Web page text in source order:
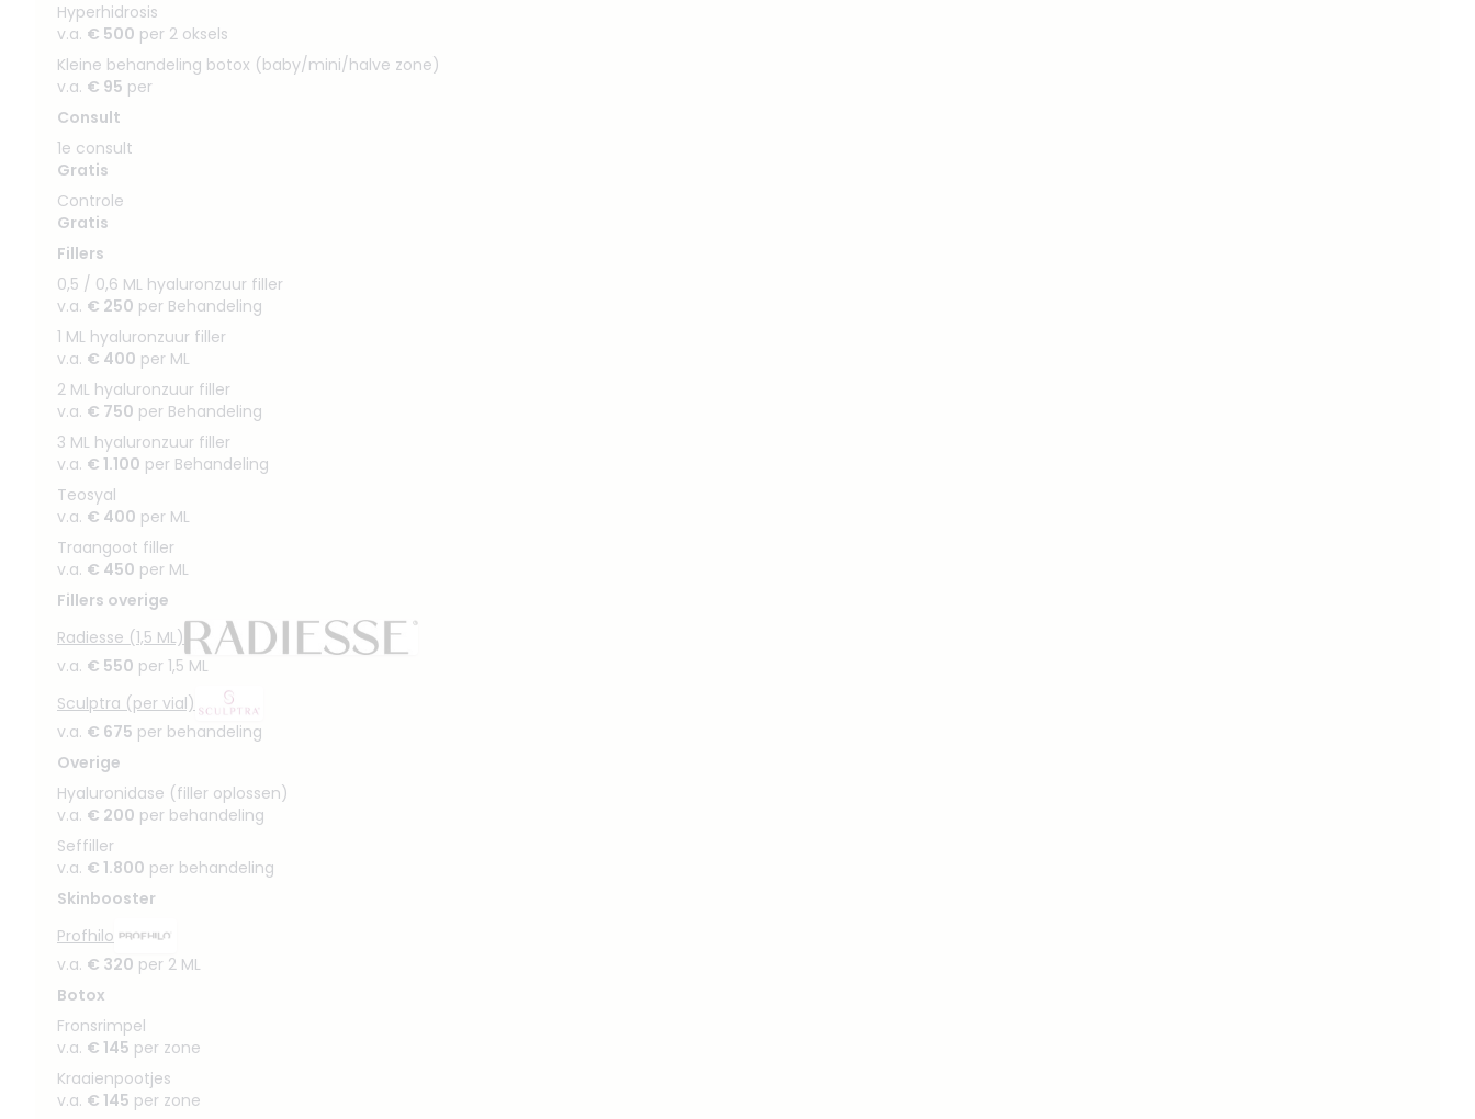
Hyperhidrosis
v.a. € 500 per 2 oksels
Kleine behandeling botox (baby/mini/halve zone)
v.a. € 95 per
Consult
1e consult
Gratis
Controle
Gratis
Fillers
0,5 / 0,6 ML hyaluronzuur filler
v.a. € 250 per Behandeling
1 ML hyaluronzuur filler
v.a. € 400 per ML
2 ML hyaluronzuur filler
v.a. € 750 per Behandeling
3 ML hyaluronzuur filler
v.a. € 1.100 per Behandeling
Teosyal
v.a. € 400 per ML
Traangoot filler
v.a. € 450 per ML
Fillers overige
Radiesse (1,5 ML)
v.a. € 550 per 1,5 ML
Sculptra (per vial)
v.a. € 675 per behandeling
Overige
Hyaluronidase (filler oplossen)
v.a. € 200 per behandeling
Seffiller
v.a. € 1.800 per behandeling
Skinbooster
Profhilo
v.a. € 320 per 2 ML
Botox
Fronsrimpel
v.a. € 145 per zone
Kraaienpootjes
v.a. € 145 per zone